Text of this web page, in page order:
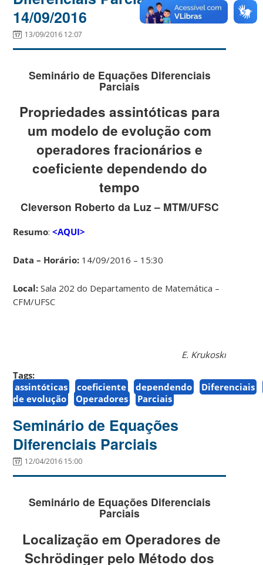
14/09/2016
13/09/2016 12:07
Seminário de Equações Diferenciais
Parciais
Propriedades assintóticas para
um modelo de evolução com
operadores fracionários e
coeficiente dependendo do
tempo
Cleverson Roberto da Luz – MTM/UFSC
Resumo:<AQUI>
Data – Horário: 14/09/2016 – 15:30
Local: Sala 202 do Departamento de Matemática –
CFM/UFSC
E. Krukoski
Tags:
assintóticas
coeficiente dependendo
Diferenciais
de evolução
Operadores Parciais
Seminário de Equações
Diferenciais Parciais
12/04/2016 15:00
Seminário de Equações Diferenciais
Parciais
Localização em Operadores de
Schrödinger pelo Método dos